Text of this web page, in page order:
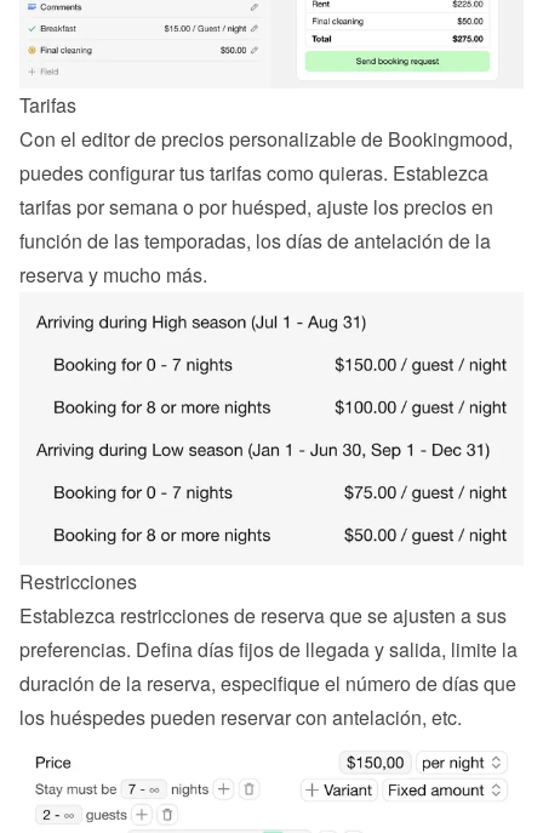
Tarifas
Con el editor de precios personalizable de Bookingmood,
puedes configurar tus tarifas como quieras. Establezca
tarifas por semana o por huésped, ajuste los precios en
función de las temporadas, los días de antelación de la
reserva y mucho más.
Restricciones
Establezca restricciones de reserva que se ajusten a sus
preferencias. Defina días fijos de llegada y salida, limite la
duración de la reserva, especifique el número de días que
los huéspedes pueden reservar con antelación, etc.